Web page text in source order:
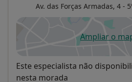
Av. das Forças Armadas, 4 -
Ampliar oabre
Disponibilidade
Este especialista não
nesta morada